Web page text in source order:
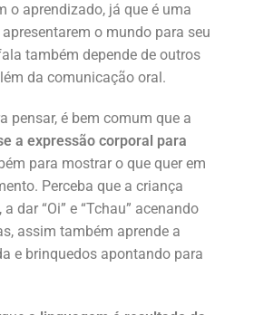
o aprendizado, já que é uma
o mundo para seu
também depende de outros
da comunicação oral.
pensar, é bem comum que a
a expressão corporal para
para mostrar o que quer em
Perceba que a criança
dar “Oi” e “Tchau” acenando
assim também aprende a
e brinquedos apontando para